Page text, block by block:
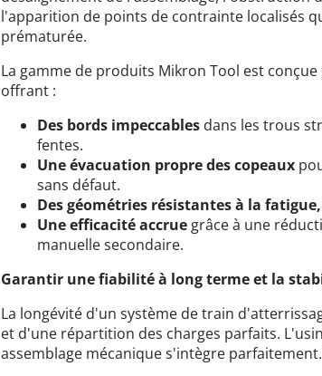
l'apparition de points de contrainte localisés
prématurée.
La gamme de produits Mikron Tool est
offrant :
Des bords impeccables dans les trous
fentes.
Une évacuation propre des copeaux
sans défaut.
Des géométries résistantes à la fatigue,
Une efficacité accrue grâce à une
manuelle secondaire.
Garantir une fiabilité à long terme et la
La longévité d'un système de train
et d'une répartition des charges parfaits.
assemblage mécanique s'intègre parfaitement.